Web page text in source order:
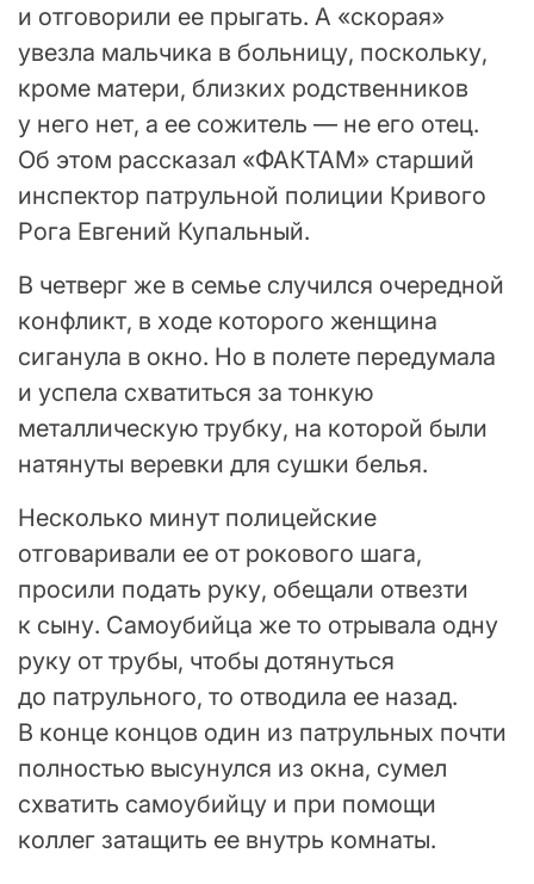
и отговорили ее прыгать. А «скорая»
увезла мальчика в больницу, поскольку,
кроме матери, близких родственников
у него нет, а ее сожитель — не его отец.
Об этом рассказал «ФАКТАМ» старший
инспектор патрульной полиции Кривого
Рога Евгений Купальный.
В четверг же в семье случился очередной
конфликт, в ходе которого женщина
сиганула в окно. Но в полете передумала
и успела схватиться за тонкую
металлическую трубку, на которой были
натянуты веревки для сушки белья.
Несколько минут полицейские
отговаривали ее от рокового шага,
просили подать руку, обещали отвезти
к сыну. Самоубийца же то отрывала одну
руку от трубы, чтобы дотянуться
до патрульного, то отводила ее назад.
В конце концов один из патрульных почти
полностью высунулся из окна, сумел
схватить самоубийцу и при помощи
коллег затащить ее внутрь комнаты.